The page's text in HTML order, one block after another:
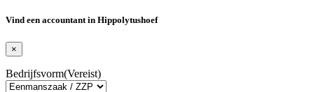
Vind een accountant in Hippolytushoef
×
Bedrijfsvorm(Vereist)